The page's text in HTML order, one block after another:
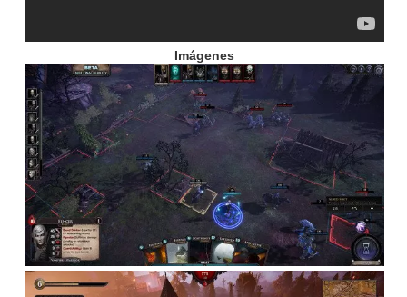
Imágenes